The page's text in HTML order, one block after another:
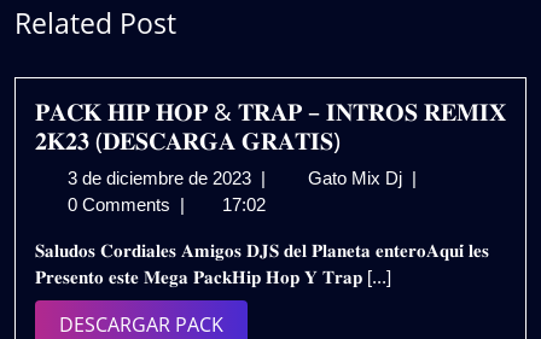
Related Post
𝐏𝐀𝐂𝐊 𝐇𝐈𝐏 𝐇𝐎𝐏 & 𝐓𝐑𝐀𝐏 – 𝐈𝐍𝐓𝐑𝐎𝐒 𝐑𝐄𝐌𝐈𝐗
𝟐𝐊𝟐𝟑 (𝐃𝐄𝐒𝐂𝐀𝐑𝐆𝐀 𝐆𝐑𝐀𝐓𝐈𝐒)
3 de diciembre de 2023 3
de
de
2023
| Gato Mix Dj 𝐏𝐀𝐂𝐊
&
|
0 Comments | 17:02
𝐒𝐚𝐥𝐮𝐝𝐨𝐬 𝐂𝐨𝐫𝐝𝐢𝐚𝐥𝐞𝐬 𝐀𝐦𝐢𝐠𝐨𝐬 𝐃𝐉𝐒 𝐝𝐞𝐥 𝐏𝐥𝐚𝐧𝐞𝐭𝐚 𝐞𝐧𝐭𝐞𝐫𝐨𝐀𝐪𝐮𝐢́ 𝐥𝐞𝐬
𝐏𝐫𝐞𝐬𝐞𝐧𝐭𝐨 𝐞𝐬𝐭𝐞 𝐌𝐞𝐠𝐚 𝐏𝐚𝐜𝐤𝐇𝐢𝐩 𝐇𝐨𝐩 𝐘 𝐓𝐫𝐚𝐩 [...]
DESCARGAR PACKDESCARGAR